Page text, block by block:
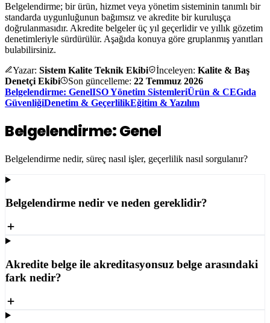
Belgelendirme; bir ürün, hizmet veya yönetim sisteminin tanımlı bir
standarda uygunluğunun bağımsız ve akredite bir kuruluşça
doğrulanmasıdır. Akredite belgeler üç yıl geçerlidir ve yıllık gözetim
denetimleriyle sürdürülür. Aşağıda konuya göre gruplanmış yanıtları
bulabilirsiniz.
Yazar: Sistem Kalite Teknik Ekibi İnceleyen: Kalite & Baş
Denetçi Ekibi
Son güncelleme: 22 Temmuz 2026
Belgelendirme: GenelISO Yönetim SistemleriÜrün & CEGıda
GüvenliğiDenetim & GeçerlilikEğitim & Yazılım
Belgelendirme: Genel
Belgelendirme nedir, süreç nasıl işler, geçerlilik nasıl sorgulanır?
Belgelendirme nedir ve neden gereklidir?
Akredite belge ile akreditasyonsuz belge arasındaki
fark nedir?